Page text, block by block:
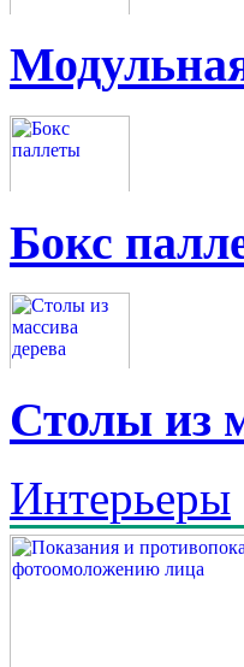
Бокс
Столы из
Интерьеры